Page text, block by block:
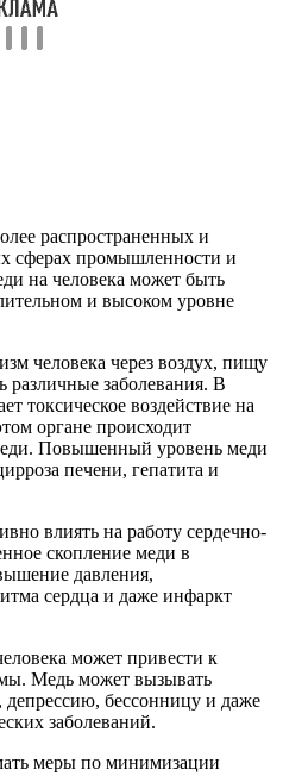
распространенных и
сферах промышленности и
на человека может быть
и высоком уровне
человека через воздух, пищу
различные заболевания. В
токсическое воздействие на
органе происходит
Повышенный уровень меди
печени, гепатита и
влиять на работу сердечно-
скопление меди в
давления,
сердца и даже инфаркт
может привести к
Медь может вызывать
бессонницу и даже
заболеваний.
меры по минимизации